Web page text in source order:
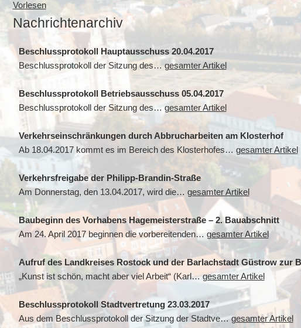
Vorlesen
Nachrichtenarchiv
Beschlussprotokoll Hauptausschuss 20.04.2017
Beschlussprotokoll der Sitzung des…gesamter Artikel
Beschlussprotokoll Betriebsausschuss 05.04.2017
Beschlussprotokoll der Sitzung des… gesamter Artikel
Verkehrseinschränkungen durch Abbrucharbeiten am Klosterhof
Ab 18.04.2017 kommt es im Bereich des Klosterhofes… gesamter Artikel
Verkehrsfreigabe der Philipp-Brandin-Straße
Am Donnerstag, den 13.04.2017, wird die… gesamter Artikel
Baubeginn des Vorhabens Hagemeisterstraße – 2. Bauabschnitt
Am 24. April 2017 beginnen die vorbereitenden… gesamter Artikel
Aufruf des Landkreises Rostock und der Barlachstadt Güstrow zur
„Kunst ist schön, macht aber viel Arbeit“ (Karl… gesamter Artikel
Beschlussprotokoll Stadtvertretung 23.03.2017
Aus dem Beschlussprotokoll der Sitzung der Stadtve…gesamter Artikel